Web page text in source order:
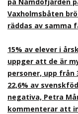
Vaxholmsbåten
räddas av samma
15% av elever i
uppger att de är
personer, upp från
22,6% av
negativa, Petra
kommenterar att